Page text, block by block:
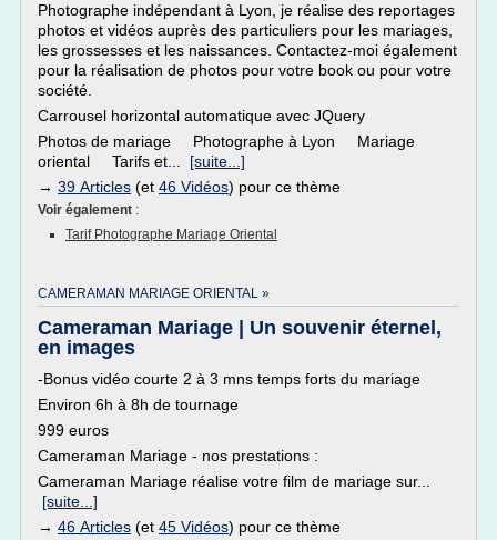
Photographe indépendant à Lyon, je réalise des reportages
photos et vidéos auprès des particuliers pour les mariages,
les grossesses et les naissances. Contactez-moi également
pour la réalisation de photos pour votre book ou pour votre
société.
Carrousel horizontal automatique avec JQuery
Photos de mariage Photographe à Lyon Mariage
oriental Tarifs et... [suite...]
→ 39 Articles (et 46 Vidéos) pour ce thème
Voir également :
Tarif Photographe Mariage Oriental
CAMERAMAN MARIAGE ORIENTAL »
Cameraman Mariage | Un souvenir éternel,
en images
-Bonus vidéo courte 2 à 3 mns temps forts du mariage
Environ 6h à 8h de tournage
999 euros
Cameraman Mariage - nos prestations :
Cameraman Mariage réalise votre film de mariage sur...
[suite...]
→ 46 Articles (et 45 Vidéos) pour ce thème